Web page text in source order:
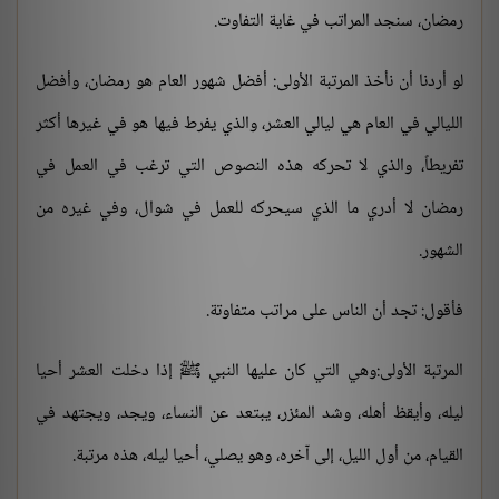
رمضان، سنجد المراتب في غاية التفاوت.
لو أردنا أن نأخذ المرتبة الأولى: أفضل شهور العام هو رمضان، وأفضل
الليالي في العام هي ليالي العشر، والذي يفرط فيها هو في غيرها أكثر
تفريطاً، والذي لا تحركه هذه النصوص التي ترغب في العمل في
رمضان لا أدري ما الذي سيحركه للعمل في شوال، وفي غيره من
الشهور.
فأقول: تجد أن الناس على مراتب متفاوتة.
المرتبة الأولى:وهي التي كان عليها النبي ﷺ إذا دخلت العشر أحيا
ليله، وأيقظ أهله، وشد المئزر، يبتعد عن النساء، ويجد، ويجتهد في
القيام، من أول الليل، إلى آخره، وهو يصلي، أحيا ليله، هذه مرتبة.